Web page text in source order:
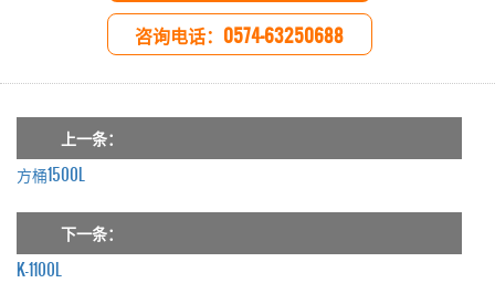
咨询电话：0574-63250688
上一条：
方桶1500L
下一条：
K-1100L